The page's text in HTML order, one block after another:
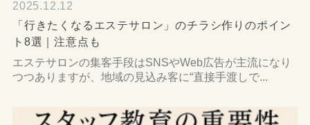
2025.12.12
「行きたくなるエステサロン」のチラシ作りのポイン
ト8選｜注意点も
エステサロンの集客手段はSNSやWeb広告が主流になり
つつありますが、地域の見込み客に“直接手渡しで...